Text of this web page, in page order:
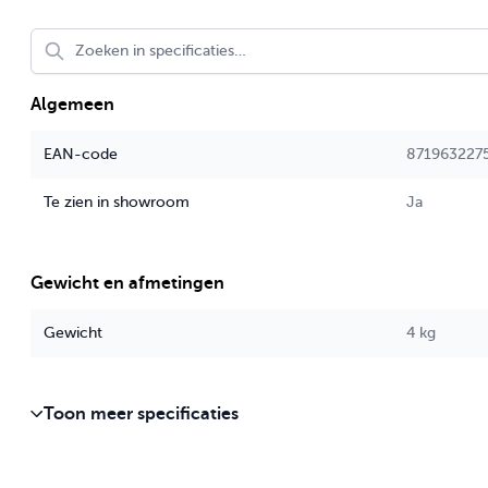
Algemeen
EAN-code
Te zien in showroom Ja
Gewicht en afmetingen
Gewicht 4 kg
Toon meer specificaties